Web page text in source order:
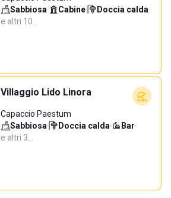
Sabbiosa· Cabine· Doccia calda·
e altri 10…
Villaggio Lido Linora
Capaccio Paestum
Sabbiosa· Doccia calda· Bar·
e altri 3…